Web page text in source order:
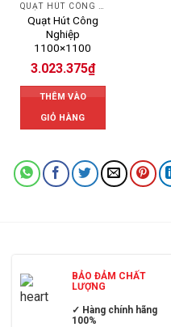
Quạt Hút Công
Nghiệp
1100×1100
3.023.375₫
THÊM VÀO
GIỎ HÀNG
BẢO ĐẢM CHẤT
LƯỢNG
✓ Hàng chính hãng
100%